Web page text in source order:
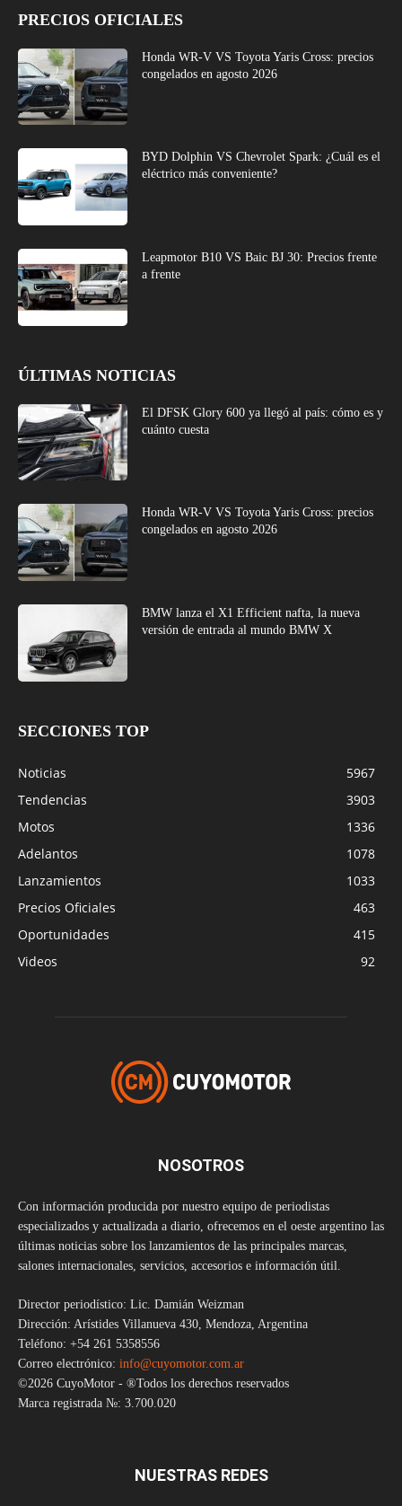
PRECIOS OFICIALES
Honda WR-V VS Toyota Yaris Cross: precios
congelados en agosto 2026
BYD Dolphin VS Chevrolet Spark: ¿Cuál es el
eléctrico más conveniente?
Leapmotor B10 VS Baic BJ 30: Precios frente
a frente
ÚLTIMAS NOTICIAS
El DFSK Glory 600 ya llegó al país: cómo es y
cuánto cuesta
Honda WR-V VS Toyota Yaris Cross: precios
congelados en agosto 2026
BMW lanza el X1 Efficient nafta, la nueva
versión de entrada al mundo BMW X
SECCIONES TOP
Noticias
5967
Tendencias
3903
Motos
1336
Adelantos
1078
Lanzamientos
1033
Precios Oficiales
463
Oportunidades
415
Videos
92
NOSOTROS
Con información producida por nuestro equipo de periodistas
especializados y actualizada a diario, ofrecemos en el oeste argentino las
últimas noticias sobre los lanzamientos de las principales marcas,
salones internacionales, servicios, accesorios e información útil.
Director periodístico: Lic. Damián Weizman
Dirección: Arístides Villanueva 430, Mendoza, Argentina
Teléfono: +54 261 5358556
Correo electrónico: info@cuyomotor.com.ar
©2026 CuyoMotor - ®Todos los derechos reservados
Marca registrada №: 3.700.020
NUESTRAS REDES